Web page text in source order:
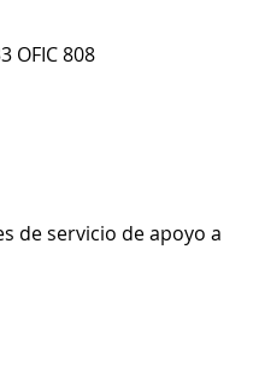
OFIC 808
de servicio de apoyo a